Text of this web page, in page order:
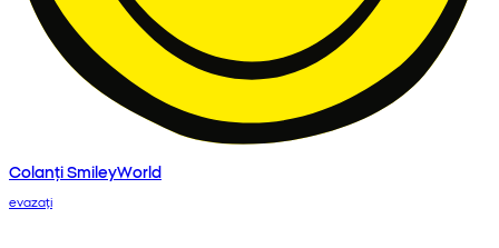
Colanți SmileyWorld
evazați